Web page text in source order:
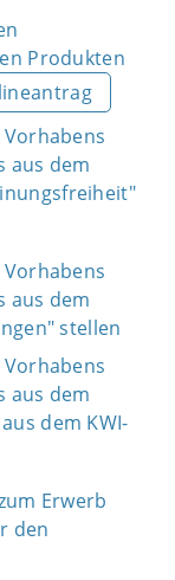
Produkten
aus dem
aus dem
stellen
aus dem
dem KWI-
Erwerb
den